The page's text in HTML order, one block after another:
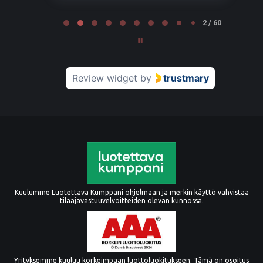
2 / 60
Review widget by trustmary
Kuulumme Luotettava Kumppani ohjelmaan ja merkin käyttö vahvistaa
tilaajavastuuvelvoitteiden olevan kunnossa.
Yrityksemme kuuluu korkeimpaan luottoluokitukseen. Tämä on osoitus